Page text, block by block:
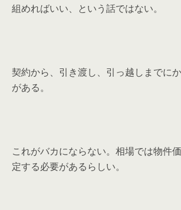
組めればいい、という話ではない。
契約から、引き渡し、引っ越しまでに
がある。
これがバカにならない。相場では物件
定する必要があるらしい。